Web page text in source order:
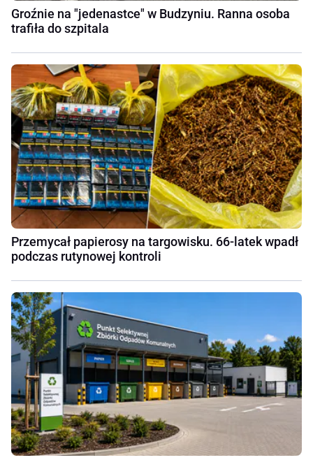
Groźnie na "jedenastce" w Budzyniu. Ranna osoba
trafiła do szpitala
Przemycał papierosy na targowisku. 66-latek wpadł
podczas rutynowej kontroli